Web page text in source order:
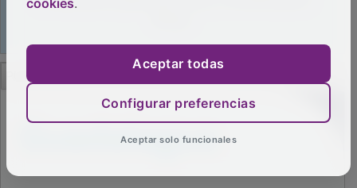
PUBLICIDAD
cookies.
Aceptar todas
Configurar preferencias
Aceptar solo funcionales